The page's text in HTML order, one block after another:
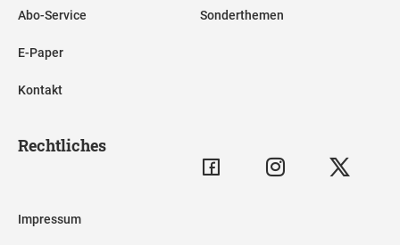
Abo-Service
E-Paper
Kontakt
Sonderthemen
Rechtliches
Impressum